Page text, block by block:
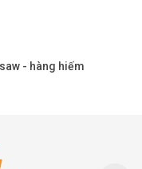
- hàng hiếm